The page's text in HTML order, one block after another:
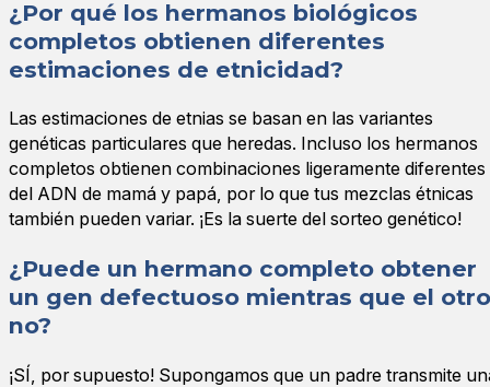
¿Por qué los hermanos biológicos
completos obtienen diferentes
estimaciones de etnicidad?
Las estimaciones de etnias se basan en las variantes
genéticas particulares que heredas. Incluso los hermanos
completos obtienen combinaciones ligeramente diferentes
del ADN de mamá y papá, por lo que tus mezclas étnicas
también pueden variar. ¡Es la suerte del sorteo genético!
¿Puede un hermano completo obtener
un gen defectuoso mientras que el otro
no?
¡SÍ, por supuesto! Supongamos que un padre transmite